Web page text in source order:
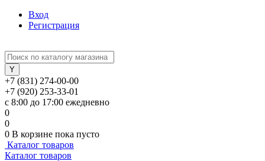
Вход
Регистрация
+7 (831) 274-00-00
+7 (920) 253-33-01
с 8:00 до 17:00 ежедневно
0
0
0 В корзине пока пусто
Каталог товаров
Каталог товаров